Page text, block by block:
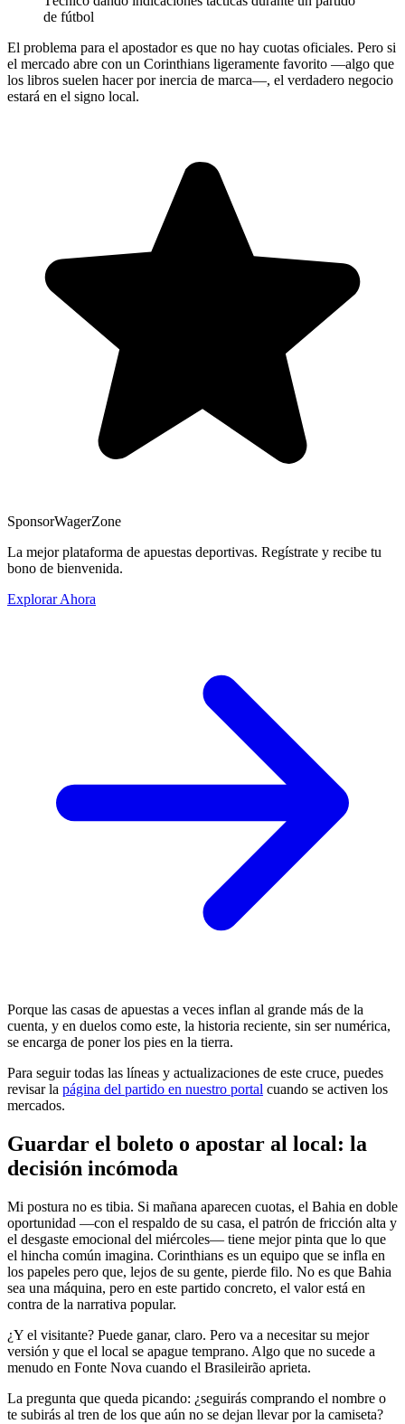
de fútbol
El problema para el apostador es que no hay cuotas oficiales. Pero si
el mercado abre con un Corinthians ligeramente favorito —algo que
los libros suelen hacer por inercia de marca—, el verdadero negocio
estará en el signo local.
SponsorWagerZone
La mejor plataforma de apuestas deportivas. Regístrate y recibe tu
bono de bienvenida.
Explorar Ahora
Porque las casas de apuestas a veces inflan al grande más de la
cuenta, y en duelos como este, la historia reciente, sin ser numérica,
se encarga de poner los pies en la tierra.
Para seguir todas las líneas y actualizaciones de este cruce, puedes
revisar la página del partido en nuestro portal cuando se activen los
mercados.
Guardar el boleto o apostar al local: la
decisión incómoda
Mi postura no es tibia. Si mañana aparecen cuotas, el Bahia en doble
oportunidad —con el respaldo de su casa, el patrón de fricción alta y
el desgaste emocional del miércoles— tiene mejor pinta que lo que
el hincha común imagina. Corinthians es un equipo que se infla en
los papeles pero que, lejos de su gente, pierde filo. No es que Bahia
sea una máquina, pero en este partido concreto, el valor está en
contra de la narrativa popular.
¿Y el visitante? Puede ganar, claro. Pero va a necesitar su mejor
versión y que el local se apague temprano. Algo que no sucede a
menudo en Fonte Nova cuando el Brasileirão aprieta.
La pregunta que queda picando: ¿seguirás comprando el nombre o
te subirás al tren de los que aún no se dejan llevar por la camiseta?